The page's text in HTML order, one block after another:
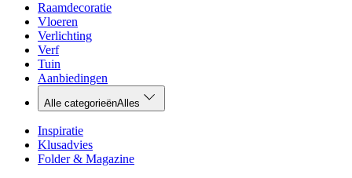
Raamdecoratie
Vloeren
Verlichting
Verf
Tuin
Aanbiedingen
Alle categorieënAlles
Inspiratie
Klusadvies
Folder & Magazine